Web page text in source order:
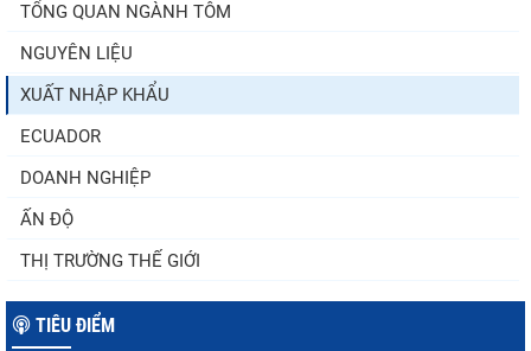
TỔNG QUAN NGÀNH TÔM
NGUYÊN LIỆU
XUẤT NHẬP KHẨU
ECUADOR
DOANH NGHIỆP
ẤN ĐỘ
THỊ TRƯỜNG THẾ GIỚI
TIÊU ĐIỂM